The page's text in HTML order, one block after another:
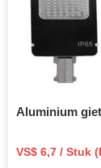
Aluminium
VS$ 6,7 / Stuk